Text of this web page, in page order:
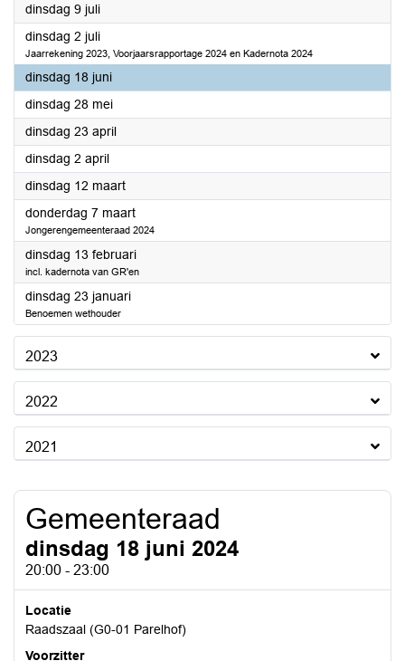
dinsdag 9 juli2024
dinsdag 2 juli2024
Jaarrekening 2023, Voorjaarsrapportage 2024 en Kadernota 2024
dinsdag 18 juni2024
dinsdag 28 mei2024
dinsdag 23 april2024
dinsdag 2 april2024
dinsdag 12 maart2024
donderdag 7 maart2024
Jongerengemeenteraad 2024
dinsdag 13 februari2024
incl. kadernota van GR'en
dinsdag 23 januari2024
Benoemen wethouder
2023
2022
2021
Gemeenteraad
dinsdag 18 juni 2024
20:00 - 23:00
Locatie
Raadszaal (G0-01 Parelhof)
Voorzitter